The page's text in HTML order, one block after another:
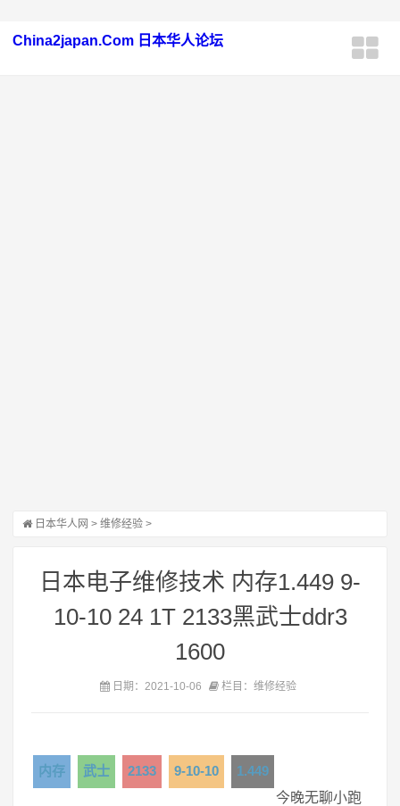
China2japan.Com 日本华人论坛
日本华人网 > 维修经验 >
日本电子维修技术 内存1.449 9-
10-10 24 1T 2133黑武士ddr3
1600
日期：2021-10-06 栏目：维修经验
内存 武士 2133 9-10-10
1.449
今晚无聊小跑